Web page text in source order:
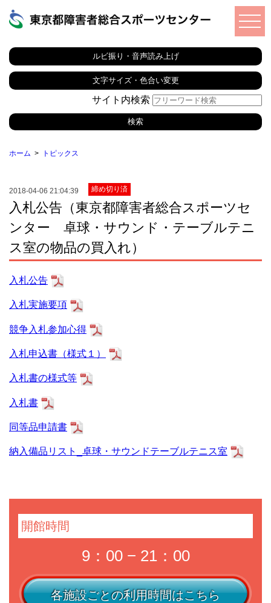
ルビ振り・音声読み上げ
文字サイズ・色合い変更
サイト内検索
ホーム トピックス
2018-04-06 21:04:39 締め切り済
入札公告（東京都障害者総合スポーツセ
ンター 卓球・サウンド・テーブルテニ
ス室の物品の買入れ）
入札公告
入札実施要項
競争入札参加心得
入札申込書（様式１）
入札書の様式等
入札書
同等品申請書
納入備品リスト_卓球・サウンドテーブルテニス室
開館時間
9：00 − 21：00
各施設ごとの利用時間はこちら